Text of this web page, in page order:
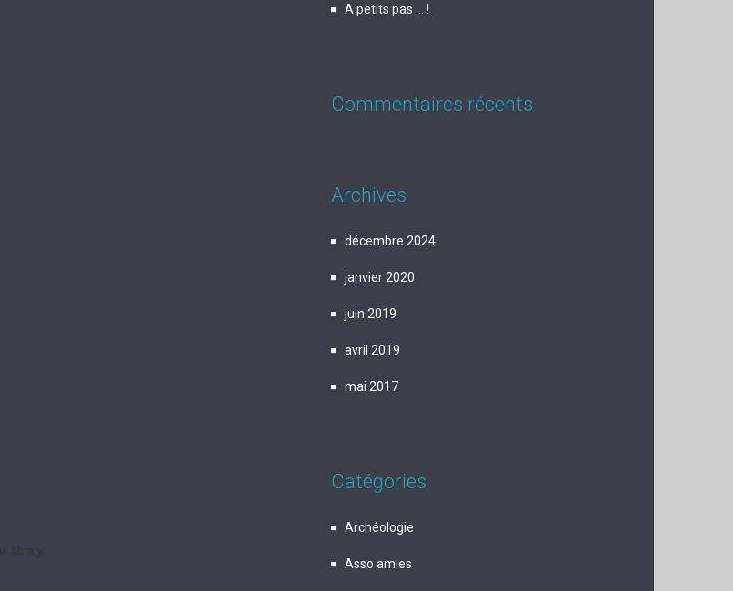
A petits pas … !
Commentaires récents
Archives
décembre 2024
janvier 2020
juin 2019
avril 2019
mai 2017
Catégories
Archéologie
Asso amies